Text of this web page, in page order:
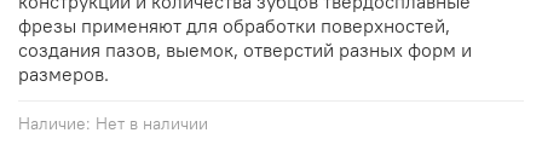
Наличие: Нет в наличии
фрезы применяют для обработки поверхностей,
создания пазов, выемок, отверстий разных форм и
размеров.